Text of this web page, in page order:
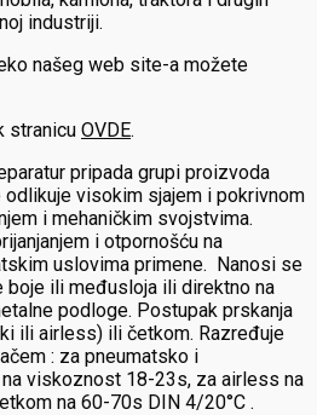
industriji.
našeg web site-a možete
stranicu OVDE.
pripada grupi proizvoda
visokim sjajem i pokrivnom
i mehaničkim svojstvima.
i otpornošću na
uslovima primene. Nanosi se
boje ili međusloja ili direktno na
podloge. Postupak prskanja
ili airless) ili četkom. Razređuje
: za pneumatsko i
viskoznost 18-23s, za airless na
na 60-70s DIN 4/20°C .